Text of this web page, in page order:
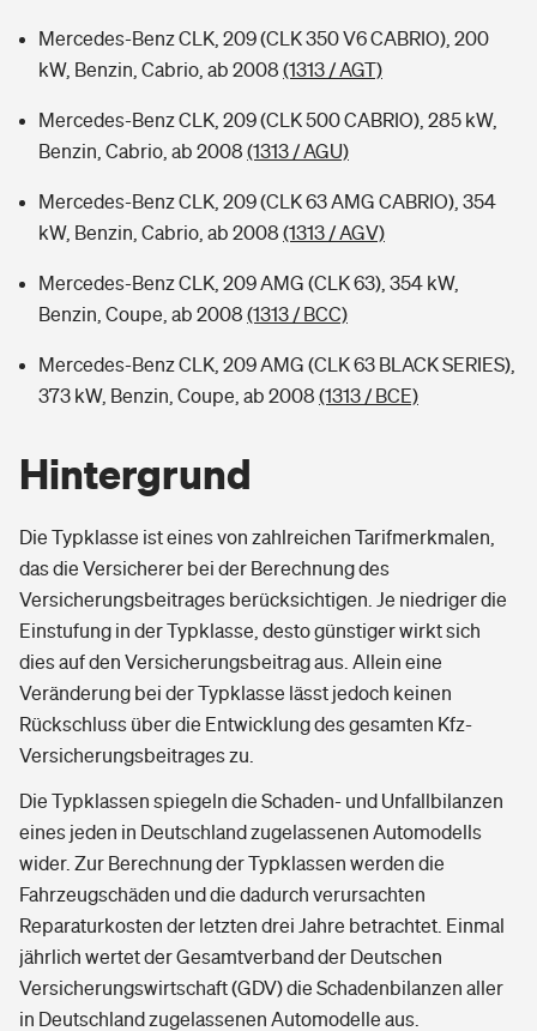
Mercedes-Benz CLK, 209 (CLK 350 V6 CABRIO), 200
kW, Benzin, Cabrio, ab 2008 (1313 / AGT)
Mercedes-Benz CLK, 209 (CLK 500 CABRIO), 285 kW,
Benzin, Cabrio, ab 2008 (1313 / AGU)
Mercedes-Benz CLK, 209 (CLK 63 AMG CABRIO), 354
kW, Benzin, Cabrio, ab 2008 (1313 / AGV)
Mercedes-Benz CLK, 209 AMG (CLK 63), 354 kW,
Benzin, Coupe, ab 2008 (1313 / BCC)
Mercedes-Benz CLK, 209 AMG (CLK 63 BLACK SERIES),
373 kW, Benzin, Coupe, ab 2008 (1313 / BCE)
Hintergrund
Die Typklasse ist eines von zahlreichen Tarifmerkmalen,
das die Versicherer bei der Berechnung des
Versicherungsbeitrages berücksichtigen. Je niedriger die
Einstufung in der Typklasse, desto günstiger wirkt sich
dies auf den Versicherungsbeitrag aus. Allein eine
Veränderung bei der Typklasse lässt jedoch keinen
Rückschluss über die Entwicklung des gesamten Kfz-
Versicherungsbeitrages zu.
Die Typklassen spiegeln die Schaden- und Unfallbilanzen
eines jeden in Deutschland zugelassenen Automodells
wider. Zur Berechnung der Typklassen werden die
Fahrzeugschäden und die dadurch verursachten
Reparaturkosten der letzten drei Jahre betrachtet. Einmal
jährlich wertet der Gesamtverband der Deutschen
Versicherungswirtschaft (GDV) die Schadenbilanzen aller
in Deutschland zugelassenen Automodelle aus.